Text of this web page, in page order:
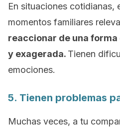
En situaciones cotidianas,
momentos familiares
reaccionar de una
y exagerada. Tienen
emociones.
5. Tienen problemas
Muchas veces, a tu